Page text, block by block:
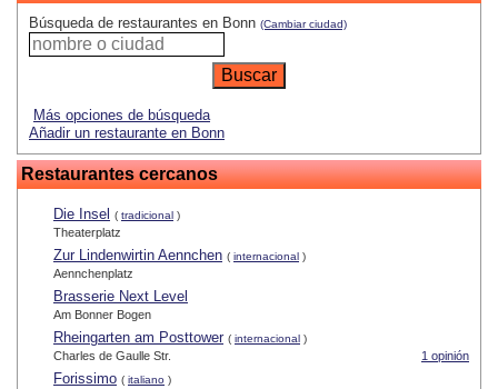
Búsqueda de restaurantes en Bonn (Cambiar ciudad)
Más opciones de búsqueda
Añadir un restaurante en Bonn
Restaurantes cercanos
Die Insel ( tradicional )
Theaterplatz
Zur Lindenwirtin Aennchen ( internacional )
Aennchenplatz
Brasserie Next Level
Am Bonner Bogen
Rheingarten am Posttower ( internacional )
1 opinión
Charles de Gaulle Str.
Forissimo ( italiano )